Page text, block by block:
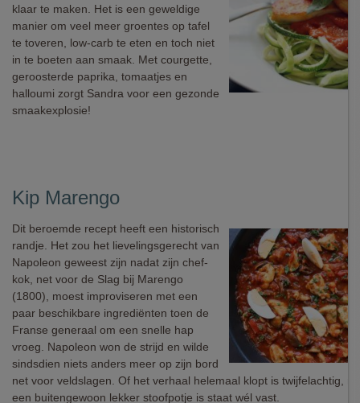
klaar te maken. Het is een geweldige
manier om veel meer groentes op tafel
te toveren, low-carb te eten en toch niet
in te boeten aan smaak. Met courgette,
geroosterde paprika, tomaatjes en
halloumi zorgt Sandra voor een gezonde
smaakexplosie!
Kip Marengo
Dit beroemde recept heeft een historisch
randje. Het zou het lievelingsgerecht van
Napoleon geweest zijn nadat zijn chef-
kok, net voor de Slag bij Marengo
(1800), moest improviseren met een
paar beschikbare ingrediënten toen de
Franse generaal om een snelle hap
vroeg. Napoleon won de strijd en wilde
sindsdien niets anders meer op zijn bord
net voor veldslagen. Of het verhaal helemaal klopt is twijfelachtig,
een buitengewoon lekker stoofpotje is staat wél vast.